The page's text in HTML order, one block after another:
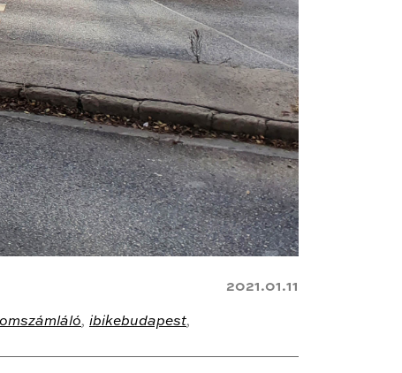
2021.01.11
, ibikebudapest,